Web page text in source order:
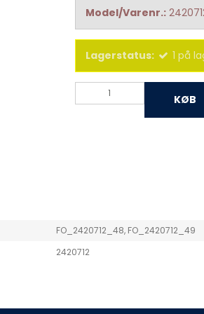
Model/Varenr.:
Lagerstatus: 1 på
KØB
FO_2420712_48, FO_2420712_49
2420712